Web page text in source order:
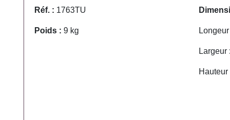
Réf. : 1763TU
Poids : 9 kg
Largeur
Hauteur